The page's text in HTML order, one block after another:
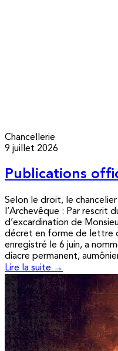
Chancellerie
9 juillet 2026
Publications
Selon le droit, le
l’Archevêque : Par rescrit
d’excardination de
décret en forme de lettre
enregistré le 6 juin, a
diacre permanent,
Lire la suite →